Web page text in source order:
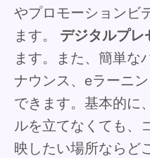
やプロモーションビ
ます。 デジタルプレ
ます。また、簡単な
ナウンス、eラーニ
できます。基本的に
ルを立てなくても、
映したい場所ならど